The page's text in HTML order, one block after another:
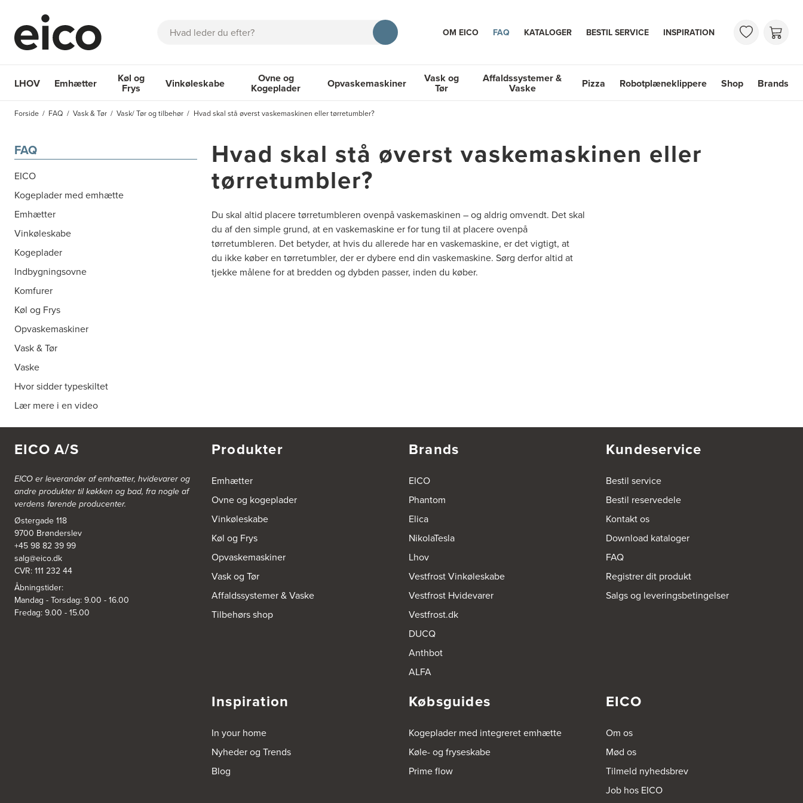
Søg OM EICO FAQ KATALOGER BESTIL SERVICE INSPIRATION
LHOV Emhætter
Emhætter
Køl og
Frys
Køl og Frys
Vinkøleskabe
Vinkøleskabe
Ovne og
Kogeplader
Ovne og Kogeplader
Opvaskemaskiner
Opvaskemaskiner
Vask og
Tør
Affaldssystemer &
Vaske Pizza Robotplæneklippere Shop Brands
Forside FAQ Vask & Tør Vask/ Tør og tilbehør Hvad skal stå øverst vaskemaskinen eller tørretumbler?
FAQ
EICO
Kogeplader med emhætte
Emhætter
Vinkøleskabe
Kogeplader
Indbygningsovne
Komfurer
Køl og Frys
Opvaskemaskiner
Vask & Tør
Vaske
Hvor sidder typeskiltet
Lær mere i en video
Hvad skal stå øverst vaskemaskinen eller
tørretumbler?
Du skal altid placere tørretumbleren ovenpå vaskemaskinen – og aldrig omvendt. Det skal
du af den simple grund, at en vaskemaskine er for tung til at placere ovenpå
tørretumbleren. Det betyder, at hvis du allerede har en vaskemaskine, er det vigtigt, at
du ikke køber en tørretumbler, der er dybere end din vaskemaskine. Sørg derfor altid at
tjekke målene for at bredden og dybden passer, inden du køber.
EICO A/S
EICO er leverandør af emhætter, hvidevarer og
andre produkter til køkken og bad, fra nogle af
verdens førende producenter.
Østergade 118
9700 Brønderslev
+45 98 82 39 99
salg@eico.dk
CVR: 111 232 44
Åbningstider:
Mandag - Torsdag: 9.00 - 16.00
Fredag: 9.00 - 15.00
Produkter
Emhætter
Ovne og kogeplader
Vinkøleskabe
Køl og Frys
Opvaskemaskiner
Vask og Tør
Affaldssystemer & Vaske
Tilbehørs shop
Brands
EICO
Phantom
Elica
NikolaTesla
Lhov
Vestfrost Vinkøleskabe
Vestfrost Hvidevarer
Vestfrost.dk
DUCQ
Anthbot
ALFA
Kundeservice
Bestil service
Bestil reservedele
Kontakt os
Download kataloger
FAQ
Registrer dit produkt
Salgs og leveringsbetingelser
Inspiration
In your home
Nyheder og Trends
Blog
Købsguides
Kogeplader med integreret emhætte
Køle- og fryseskabe
Prime flow
EICO
Om os
Mød os
Tilmeld nyhedsbrev
Job hos EICO